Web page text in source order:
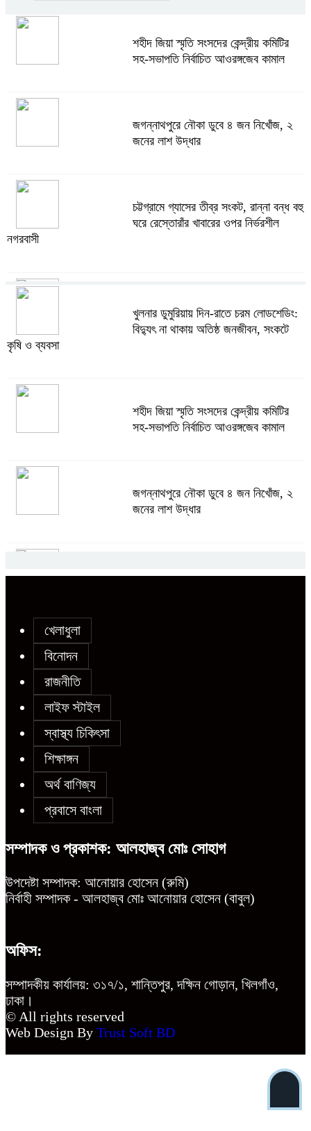
শহীদ জিয়া স্মৃতি সংসদের কেন্দ্রীয় কমিটির
সহ-সভাপতি নির্বাচিত আওরঙ্গজেব কামাল
জগন্নাথপুরে নৌকা ডুবে ৪ জন নিখোঁজ, ২
জনের লাশ উদ্ধার
চট্টগ্রামে গ্যাসের তীব্র সংকট, রান্না বন্ধ বহু
ঘরে রেস্তোরাঁর খাবারের ওপর নির্ভরশীল
নগরবাসী
খুলনার ডুমুরিয়ায় দিন-রাতে চরম লোডশেডিং:
বিদ্যুৎ না থাকায় অতিষ্ঠ জনজীবন, সংকটে
কৃষি ও ব্যবসা
অস্ত্র উদ্ধারে ডেভিড ইমনসহ ৫ সন্ত্রাসীর
১০ দিনের রিমান্ড চাইবে পুলিশ
সেনবাগে নতুন গ্যাস কূপের খনন শুরু, মিলতে
পারে দৈনিক ৫-৭ মিলিয়ন ঘনফুট গ্যাস
আশ্বাস প্রশাসকের
উন্নয়ন কে প্রাধান্য দিয়ে বগুড়ার সোনাতলা
পৌরসভার ২০২৬/২০২৭ অর্থ বছরের বাজেট
ঘোষণা
খুলনার ডুমুরিয়ায় দিন-রাতে চরম লোডশেডিং:
বিদ্যুৎ না থাকায় অতিষ্ঠ জনজীবন, সংকটে
কৃষি ও ব্যবসা
শহীদ জিয়া স্মৃতি সংসদের কেন্দ্রীয় কমিটির
সহ-সভাপতি নির্বাচিত আওরঙ্গজেব কামাল
জগন্নাথপুরে নৌকা ডুবে ৪ জন নিখোঁজ, ২
জনের লাশ উদ্ধার
চট্টগ্রামে গ্যাসের তীব্র সংকট, রান্না বন্ধ বহু
খেলাধুলা
বিনোদন
রাজনীতি
লাইফ স্টাইল
স্বাস্থ্য চিকিৎসা
শিক্ষাঙ্গন
অর্থ বাণিজ্য
প্রবাসে বাংলা
সম্পাদক ও প্রকাশক: আলহাজ্ব মোঃ সোহাগ
উপদেষ্টা সম্পাদক: আনোয়ার হোসেন (রুমি)
নির্বাহী সম্পাদক - আলহাজ্ব মোঃ আনোয়ার হোসেন (বাবুল)
অফিস:
সম্পাদকীয় কার্যালয়: ৩১৭/১, শান্তিপুর, দক্ষিন গোড়ান, খিলগাঁও,
ঢাকা।
© All rights reserved
Web Design By Trust Soft BD